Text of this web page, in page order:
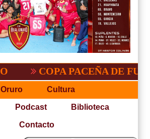
COPA PACEÑA DE FUTBOL
Oruro Cultura
Podcast Biblioteca
Contacto